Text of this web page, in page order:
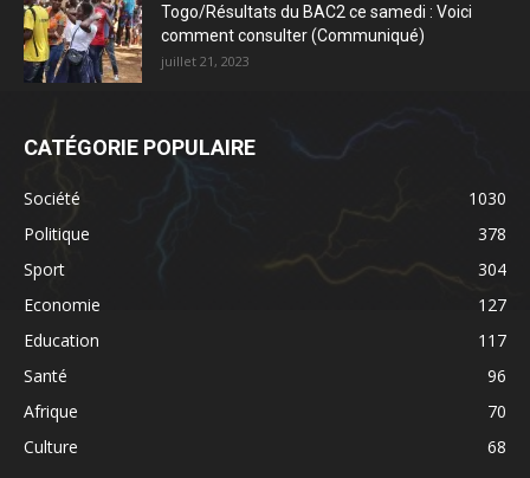
Togo/Résultats du BAC2 ce samedi : Voici
comment consulter (Communiqué)
juillet 21, 2023
CATÉGORIE POPULAIRE
Société
1030
Politique
378
Sport
304
Economie
127
Education
117
Santé
96
Afrique
70
Culture
68